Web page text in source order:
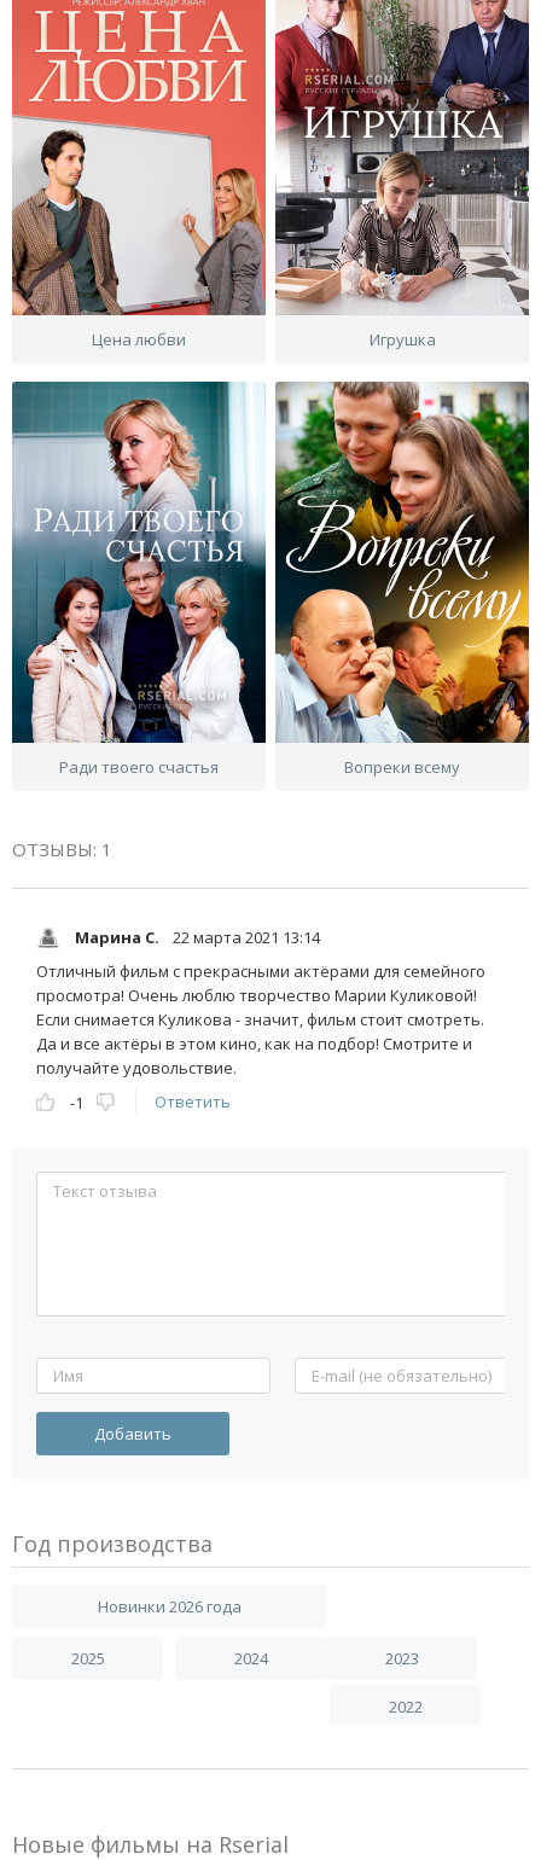
Цена любви Игрушка
Ради твоего счастья Вопреки всему
ОТЗЫВЫ: 1
Марина С.
22 марта 2021 13:14
Отличный фильм с прекрасными актёрами для семейного
просмотра! Очень люблю творчество Марии Куликовой!
Если снимается Куликова - значит, фильм стоит смотреть.
Да и все актёры в этом кино, как на подбор! Смотрите и
получайте удовольствие.
-1
Ответить
Год производства
Новинки 2026 года
2025 2024 2023
2022
Новые фильмы на Rserial